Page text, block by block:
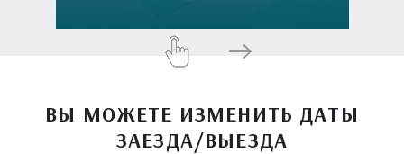
ВЫ МОЖЕТЕ ИЗМЕНИТЬ ДАТЫ
ЗАЕЗДА/ВЫЕЗДА